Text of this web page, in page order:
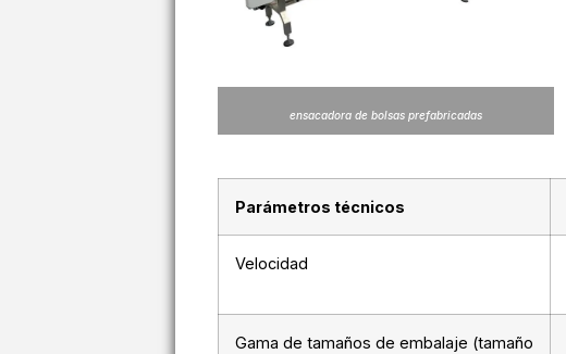
ensacadora de bolsas prefabricadas
Parámetros técnicos
Velocidad
Gama de tamaños de embalaje (tamaño